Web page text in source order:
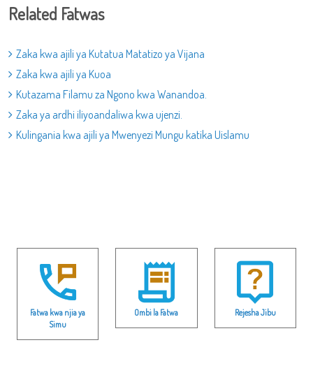
Related Fatwas
Zaka kwa ajili ya Kutatua Matatizo ya Vijana
Zaka kwa ajili ya Kuoa
Kutazama Filamu za Ngono kwa Wanandoa.
Zaka ya ardhi iliyoandaliwa kwa ujenzi.
Kulingania kwa ajili ya Mwenyezi Mungu katika Uislamu
Fatwa kwa njia ya
Simu
Ombi la Fatwa Rejesha Jibu